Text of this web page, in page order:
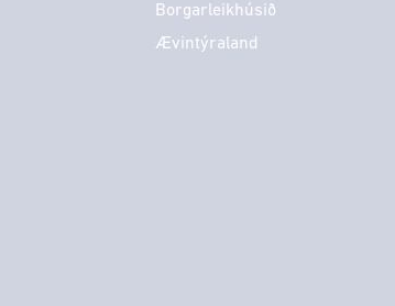
Borgarleikhúsið
Ævintýraland